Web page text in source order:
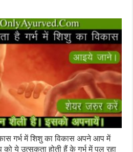
गर्भ में शिशु का विकास अपने आप में
को ये उत्सुकता होती हैं के गर्भ में पल रहा